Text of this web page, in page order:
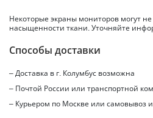
Некоторые экраны мониторов могут
насыщенности ткани. Уточняйте
Способы доставки
– Доставка в г. Колумбус возможна
– Почтой России или транспортной
– Курьером по Москве или самовывоз